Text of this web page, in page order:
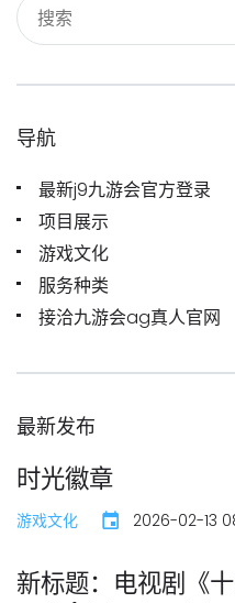
导航
最新j9九游会官方登录
项目展示
游戏文化
服务种类
接洽九游会ag真人官网
最新发布
时光徽章
游戏文化 2026-02-13
新标题：电视剧《